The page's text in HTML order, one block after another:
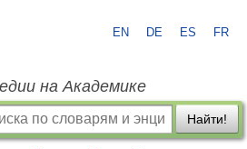
EN DE ES FR
на Академике
Найти!